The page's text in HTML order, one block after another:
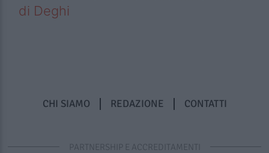
di Deghi
CHI SIAMO REDAZIONE CONTATTI
PARTNERSHIP E ACCREDITAMENTI